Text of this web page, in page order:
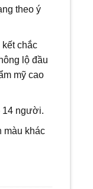
theo ý
kết chắc
lộ đầu
mỹ cao
14 người.
màu khác